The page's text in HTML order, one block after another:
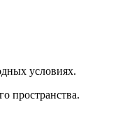
условиях.
пространства.